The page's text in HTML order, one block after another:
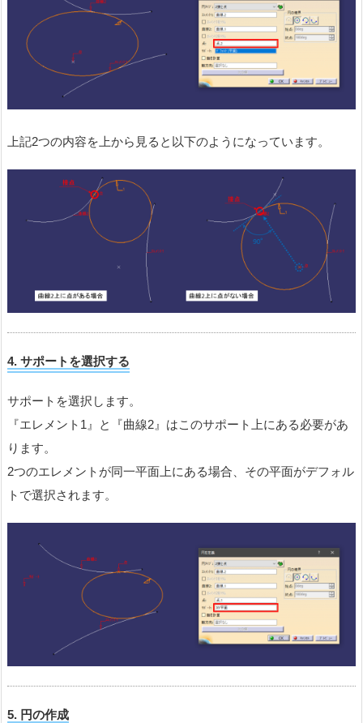
上記2つの内容を上から見ると以下のようになっています。
4. サポートを選択する
サポートを選択します。
『エレメント1』と『曲線2』はこのサポート上にある必要があ
ります。
2つのエレメントが同一平面上にある場合、その平面がデフォル
トで選択されます。
5. 円の作成